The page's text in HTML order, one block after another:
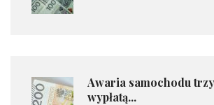
​Awaria samochodu
wypłatą...